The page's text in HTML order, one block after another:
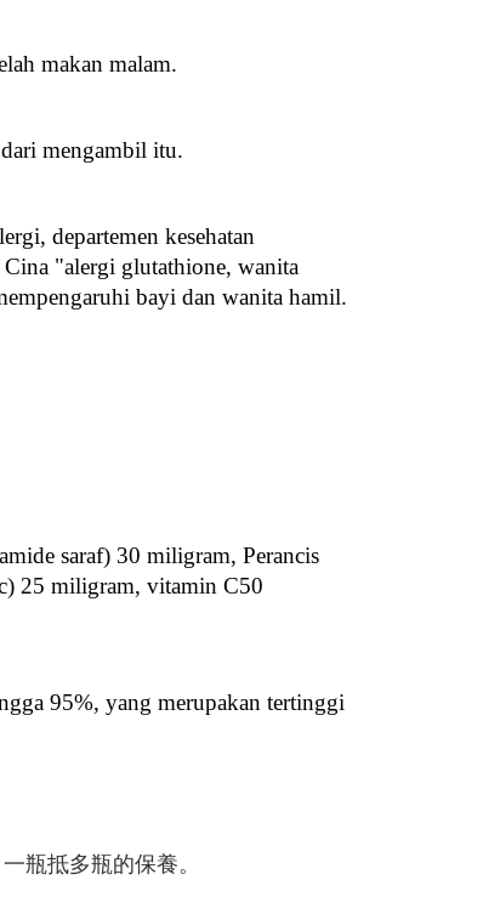
makan malam.
mengambil itu.
departemen kesehatan
Cina "alergi glutathione, wanita
bayi dan wanita hamil.
saraf) 30 miligram, Perancis
25 miligram, vitamin C50
95%, yang merupakan tertinggi
瓶抵多瓶的保養。